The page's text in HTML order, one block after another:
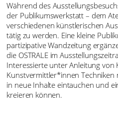
Während des
der Publikumswerkstatt – dem
verschiedenen künstlerischen
tätig zu werden. Eine kleine
partizipative Wandzeitung
die OSTRALE im
Interessierte unter Anleitung
Kunstvermittler*innen Techniken
in neue Inhalte eintauchen und
kreieren können.